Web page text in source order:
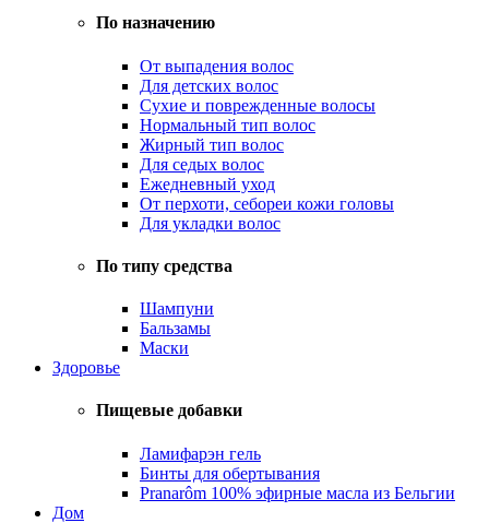
По назначению
От выпадения волос
Для детских волос
Сухие и поврежденные волосы
Нормальный тип волос
Жирный тип волос
Для седых волос
Ежедневный уход
От перхоти, себореи кожи головы
Для укладки волос
По типу средства
Шампуни
Бальзамы
Маски
Здоровье
Пищевые добавки
Ламифарэн гель
Бинты для обертывания
Pranarôm 100% эфирные масла из Бельгии
Дом